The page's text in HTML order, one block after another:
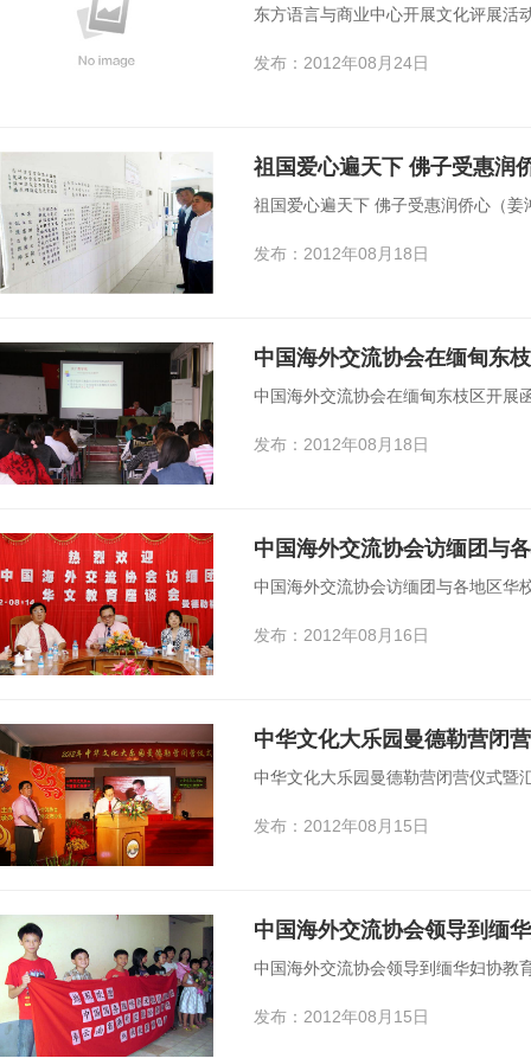
东方语言与商业中心开展文化评展活
发布：2012年08月24日
祖国爱心遍天下 佛子受惠润
祖国爱心遍天下 佛子受惠润侨心（姜
发布：2012年08月18日
中国海外交流协会在缅甸东
中国海外交流协会在缅甸东枝区开展
发布：2012年08月18日
中国海外交流协会访缅团与
中国海外交流协会访缅团与各地区华
发布：2012年08月16日
中华文化大乐园曼德勒营闭
中华文化大乐园曼德勒营闭营仪式暨
发布：2012年08月15日
中国海外交流协会领导到缅
中国海外交流协会领导到缅华妇协教
发布：2012年08月15日